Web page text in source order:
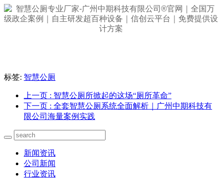
标签: 智慧公厕
上一页 : 智慧公厕所掀起的这场“厕所革命”
下一页 : 全套智慧公厕系统全面解析｜广州中期科技有
限公司海量案例实践
新闻资讯
公司新闻
行业资讯